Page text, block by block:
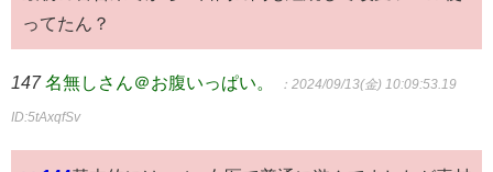
ってたん？
147 名無しさん＠お腹いっぱい。 ：2024/09/13(金) 10:09:53.19
ID:5tAxqfSv